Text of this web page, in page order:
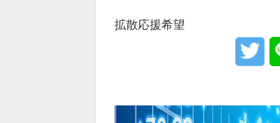
拡散応援希望